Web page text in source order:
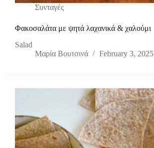
Συνταγές
Φακοσαλάτα με ψητά λαχανικά & χαλούμι
Salad
Μαρία Βουτσινά
February 3, 2025